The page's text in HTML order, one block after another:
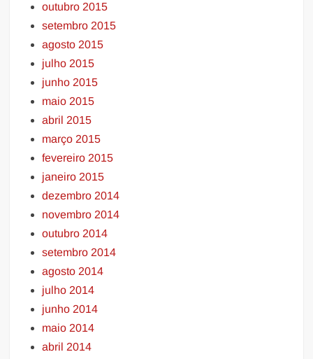
outubro 2015
setembro 2015
agosto 2015
julho 2015
junho 2015
maio 2015
abril 2015
março 2015
fevereiro 2015
janeiro 2015
dezembro 2014
novembro 2014
outubro 2014
setembro 2014
agosto 2014
julho 2014
junho 2014
maio 2014
abril 2014